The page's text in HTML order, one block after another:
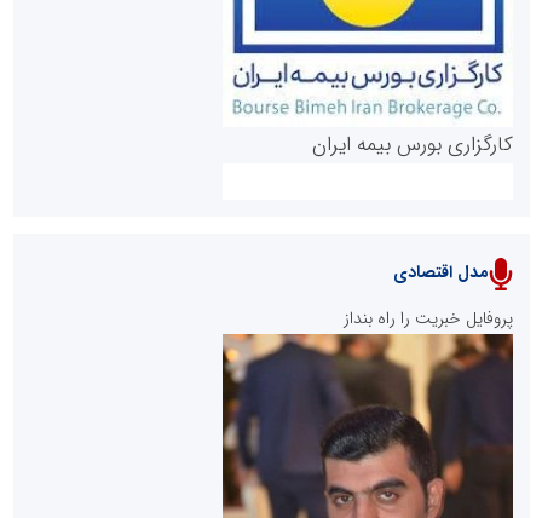
پایگاه خبری نهضت ملی مسکن
کارگزاری بورس بیمه ایران
سازمان بورس و اوراق بهادار
مرجع اخبار موثق در بازارسرمایه
مدل اقتصادی
پروفایل خبریت را راه بنداز